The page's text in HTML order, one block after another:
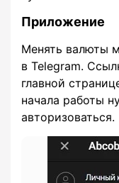
Приложение
Менять валюты
в Telegram.
главной
начала работы
авторизоваться.